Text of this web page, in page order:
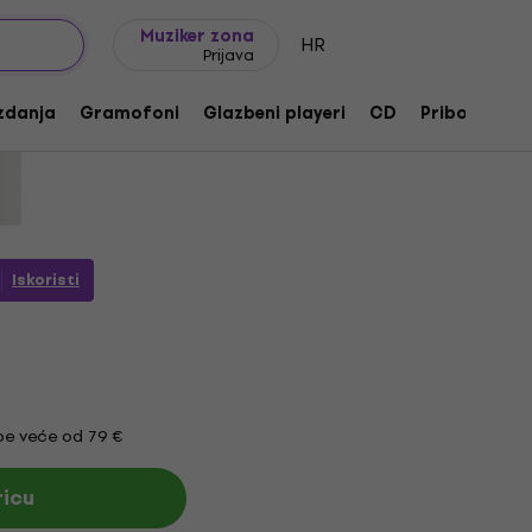
Muziker zona
Prijava HR
Gramofoni Glazbeni playeri CD Pribor
(CD)
1181315
Iskoristi
veće od 79 €